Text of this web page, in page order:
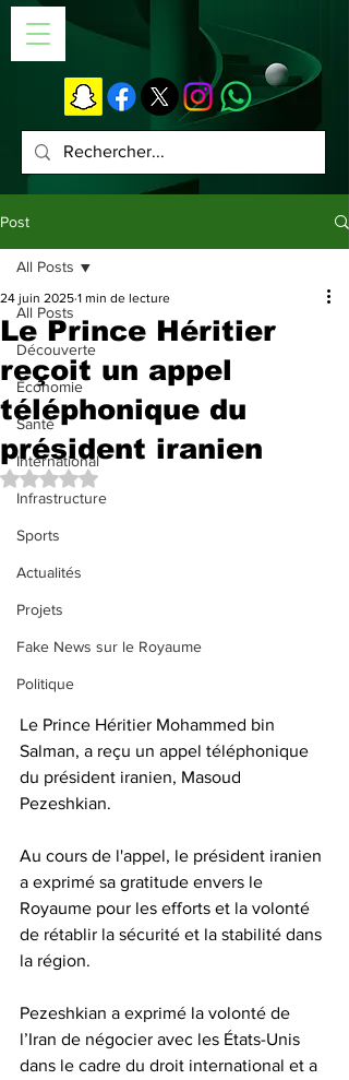
Post
All Posts
Découverte
Économie
Santé
International
Infrastructure
Sports
Actualités
Projets
Fake News sur le Royaume
Politique
All Posts
Le Prince Héritier
reçoit un appel
téléphonique du
président iranien
24 juin 2025 1 min de lecture
Noté NaN étoiles sur 5.
Le Prince Héritier Mohammed bin
Salman, a reçu un appel téléphonique
du président iranien, Masoud
Pezeshkian.
Au cours de l'appel, le président iranien
a exprimé sa gratitude envers le
Royaume pour les efforts et la volonté
de rétablir la sécurité et la stabilité dans
la région.
Pezeshkian a exprimé la volonté de
l’Iran de négocier avec les États-Unis
dans le cadre du droit international et a